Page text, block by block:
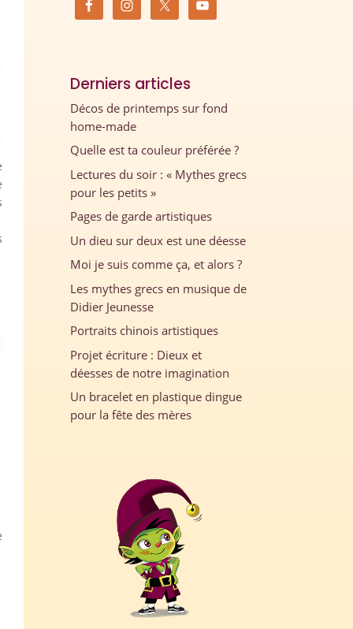
Derniers articles
Décos de printemps sur fond
home-made
Quelle est ta couleur préférée ?
Lectures du soir : « Mythes grecs
pour les petits »
Pages de garde artistiques
Un dieu sur deux est une déesse
Moi je suis comme ça, et alors ?
Les mythes grecs en musique de
Didier Jeunesse
Portraits chinois artistiques
Projet écriture : Dieux et
déesses de notre imagination
Un bracelet en plastique dingue
pour la fête des mères